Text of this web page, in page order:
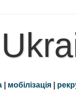
| мобілізація |